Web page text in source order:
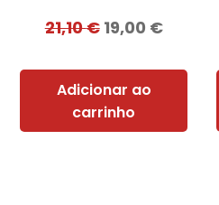
21,10€ 19,00 €
Adicionar ao
carrinho